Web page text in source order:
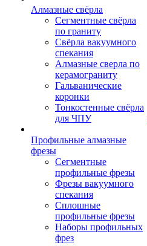
Алмазные свёрла
Сегментные свёрла
по граниту
Свёрла вакуумного
спекания
Алмазные сверла по
керамограниту
Гальванические
коронки
Тонкостенные свёрла
для ЧПУ
Профильные алмазные
фрезы
Сегментные
профильные фрезы
Фрезы вакуумного
спекания
Сплошные
профильные фрезы
Наборы профильных
фрез